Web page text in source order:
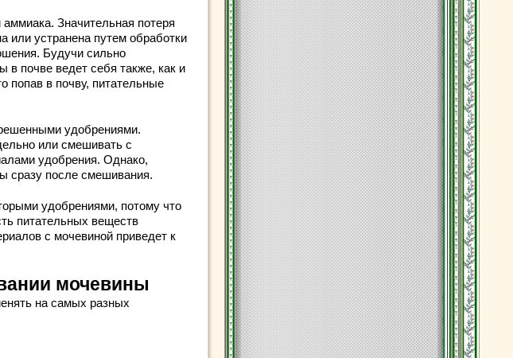
Значительная потеря
или устранена путем обработки
Будучи сильно
почве ведет себя также, как и
попав в почву, питательные
удобрениями.
или смешивать с
удобрения. Однако,
сразу после смешивания.
удобрениями, потому что
питательных веществ
с мочевиной приведет к
мочевины
на самых разных